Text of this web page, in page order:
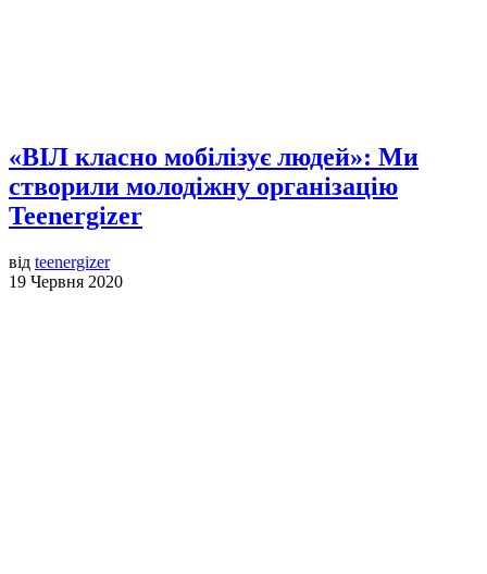
«ВІЛ класно мобілізує людей»: Ми
створили молодіжну організацію
Teenergizer
від teenergizer
19 Червня 2020